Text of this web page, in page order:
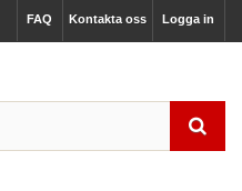
Logga in
Kontakta oss
FAQ